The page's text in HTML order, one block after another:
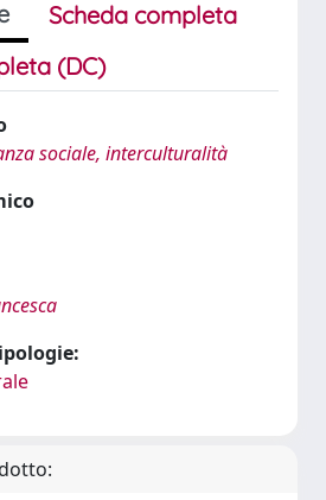
Scheda completa
(DC)
sociale, interculturalità